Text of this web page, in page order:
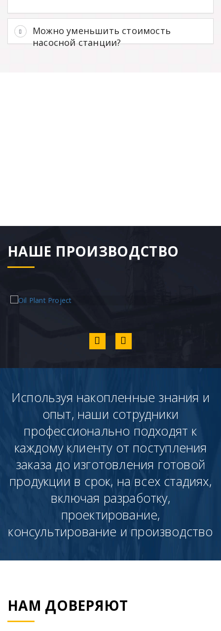
Можно уменьшить стоимость
насосной станции?
НАШЕ ПРОИЗВОДСТВО
Используя накопленные знания и
опыт, наши сотрудники
профессионально подходят к
каждому клиенту от поступления
заказа до изготовления готовой
продукции в срок, на всех стадиях,
включая разработку,
проектирование,
консультирование и производство
НАМ ДОВЕРЯЮТ